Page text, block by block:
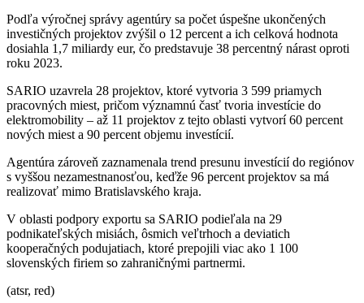
Podľa výročnej správy agentúry sa počet úspešne ukončených
investičných projektov zvýšil o 12 percent a ich celková hodnota
dosiahla 1,7 miliardy eur, čo predstavuje 38 percentný nárast oproti
roku 2023.
SARIO uzavrela 28 projektov, ktoré vytvoria 3 599 priamych
pracovných miest, pričom významnú časť tvoria investície do
elektromobility – až 11 projektov z tejto oblasti vytvorí 60 percent
nových miest a 90 percent objemu investícií.
Agentúra zároveň zaznamenala trend presunu investícií do regiónov
s vyššou nezamestnanosťou, keďže 96 percent projektov sa má
realizovať mimo Bratislavského kraja.
V oblasti podpory exportu sa SARIO podieľala na 29
podnikateľských misiách, ôsmich veľtrhoch a deviatich
kooperačných podujatiach, ktoré prepojili viac ako 1 100
slovenských firiem so zahraničnými partnermi.
(atsr, red)